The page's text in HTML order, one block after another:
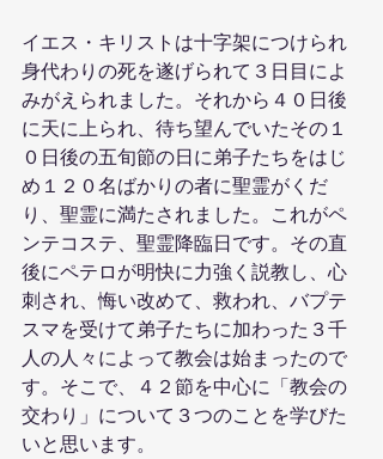
イエス・キリストは十字架につけられ
身代わりの死を遂げられて３日目によ
みがえられました。それから４０日後
に天に上られ、待ち望んでいたその１
０日後の五旬節の日に弟子たちをはじ
め１２０名ばかりの者に聖霊がくだ
り、聖霊に満たされました。これがペ
ンテコステ、聖霊降臨日です。その直
後にペテロが明快に力強く説教し、心
刺され、悔い改めて、救われ、バプテ
スマを受けて弟子たちに加わった３千
人の人々によって教会は始まったので
す。そこで、４２節を中心に「教会の
交わり」について３つのことを学びた
いと思います。